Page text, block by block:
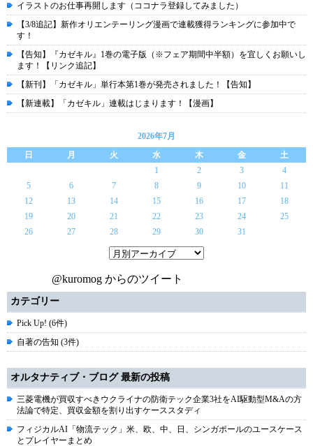
イラストのお仕事再開します（ココナラ登録してみました）
【3/8追記】新作オリエンテーリング漫画で連載獲得ランキングに参加中で
す！
【告知】『カゼキル』1巻の電子版（※フェア期間中半額）を宜しくお願いし
ます！【リンク追記】
【新刊】「カゼキル」単行本第1巻が発売されました！【告知】
【新連載】「カゼキル」連載はじまります！【漫画】
2026年7月
日
月 火 水 木 金
土
1
2 3
4
5
6 7 8 9 10
11
12
13 14 15 16 17
18
19
20 21 22 23 24
25
26
27 28 29 30 31
@kuromog からのツイート
カテゴリー
Pick Up! (6件)
自著の告知 (3件)
オルタナティブ・ブログ 最新の投稿
三菱電機が買収すべきウクライナの防衛テック企業3社をAI駆動型M&Aの方
法論で特定、買収金額を割り出すケーススタディ
フィジカルAI「物流テック」米、欧、中、日、シンガポールのユースケース
とプレイヤーまとめ